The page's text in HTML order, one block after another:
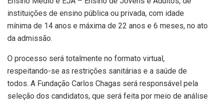
instituições de ensino pública ou privada, com idade
mínima de 14 anos e máxima de 22 anos e 6 meses, no ato
da admissão.
O processo será totalmente no formato virtual,
respeitando-se as restrições sanitárias e a saúde de
todos. A Fundação Carlos Chagas será responsável pela
seleção dos candidatos, que será feita por meio de análise